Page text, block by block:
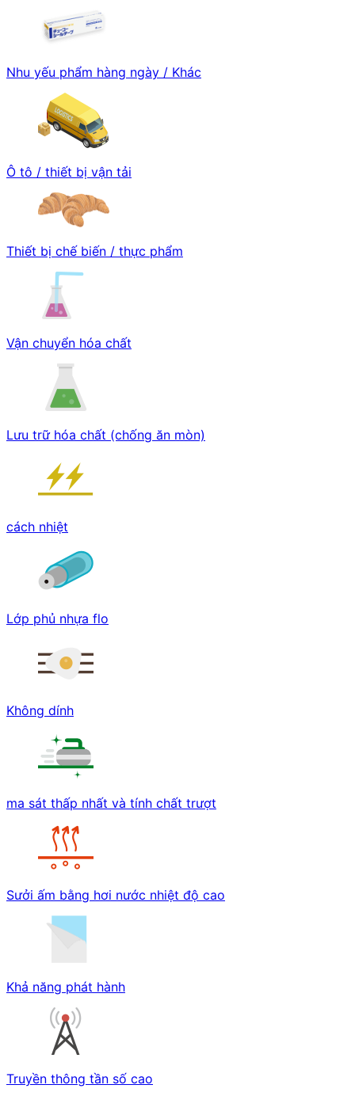
Nhu yếu phẩm hàng ngày / Khác
Ô tô / thiết bị vận tải
Thiết bị chế biến / thực phẩm
Vận chuyển hóa chất
Lưu trữ hóa chất (chống ăn mòn)
cách nhiệt
Lớp phủ nhựa flo
Không dính
ma sát thấp nhất và tính chất trượt
Sưởi ấm bằng hơi nước nhiệt độ cao
Khả năng phát hành
Truyền thông tần số cao